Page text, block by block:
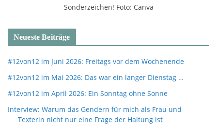
Sonderzeichen! Foto: Canva
Neueste Beiträge
#12von12 im Juni 2026: Freitags vor dem Wochenende
#12von12 im Mai 2026: Das war ein langer Dienstag …
#12von12 im April 2026: Ein Sonntag ohne Sonne
Interview: Warum das Gendern für mich als Frau und
Texterin nicht nur eine Frage der Haltung ist